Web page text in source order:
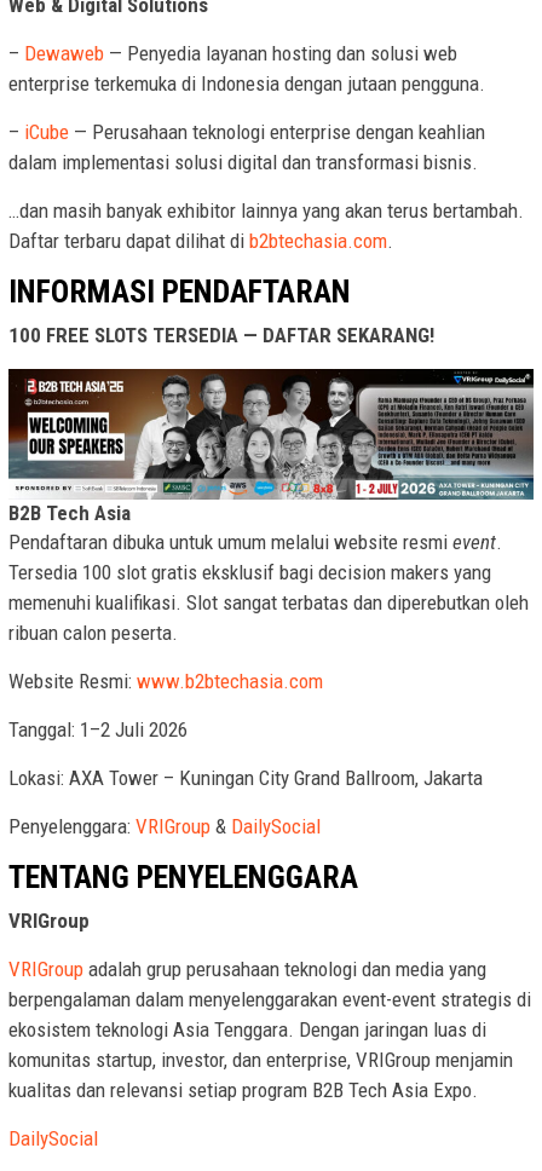
– Dewaweb — Penyedia layanan hosting dan solusi web
enterprise terkemuka di Indonesia dengan jutaan pengguna.
– iCube — Perusahaan teknologi enterprise dengan keahlian
dalam implementasi solusi digital dan transformasi bisnis.
…dan masih banyak exhibitor lainnya yang akan terus bertambah.
Daftar terbaru dapat dilihat di b2btechasia.com.
INFORMASI PENDAFTARAN
100 FREE SLOTS TERSEDIA — DAFTAR SEKARANG!
B2B Tech Asia
Pendaftaran dibuka untuk umum melalui website resmi event.
Tersedia 100 slot gratis eksklusif bagi decision makers yang
memenuhi kualifikasi. Slot sangat terbatas dan diperebutkan oleh
ribuan calon peserta.
Website Resmi: www.b2btechasia.com
Tanggal: 1–2 Juli 2026
Lokasi: AXA Tower – Kuningan City Grand Ballroom, Jakarta
Penyelenggara: VRIGroup & DailySocial
TENTANG PENYELENGGARA
VRIGroup
VRIGroup adalah grup perusahaan teknologi dan media yang
berpengalaman dalam menyelenggarakan event-event strategis di
ekosistem teknologi Asia Tenggara. Dengan jaringan luas di
komunitas startup, investor, dan enterprise, VRIGroup menjamin
kualitas dan relevansi setiap program B2B Tech Asia Expo.
DailySocial